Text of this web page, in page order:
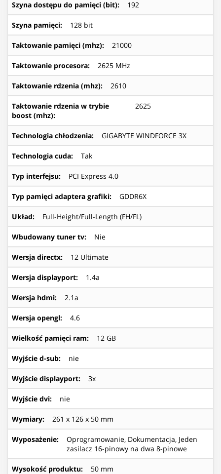
Szyna dostępu do pamięci (bit): 192
Szyna pamięci: 128 bit
Taktowanie pamięci (mhz): 21000
Taktowanie procesora: 2625 MHz
Taktowanie rdzenia (mhz): 2610
Taktowanie rdzenia w trybie
boost (mhz):
2625
Technologia chłodzenia: GIGABYTE WINDFORCE 3X
Technologia cuda: Tak
Typ interfejsu: PCI Express 4.0
Typ pamięci adaptera grafiki: GDDR6X
Układ: Full-Height/Full-Length (FH/FL)
Wbudowany tuner tv: Nie
Wersja directx: 12 Ultimate
Wersja displayport: 1.4a
Wersja hdmi: 2.1a
Wersja opengl: 4.6
Wielkość pamięci ram: 12 GB
Wyjście d-sub: nie
Wyjście displayport: 3x
Wyjście dvi: nie
Wymiary: 261 x 126 x 50 mm
Wyposażenie:
Oprogramowanie, Dokumentacja, Jeden
zasilacz 16-pinowy na dwa 8-pinowe
Wysokość produktu: 50 mm